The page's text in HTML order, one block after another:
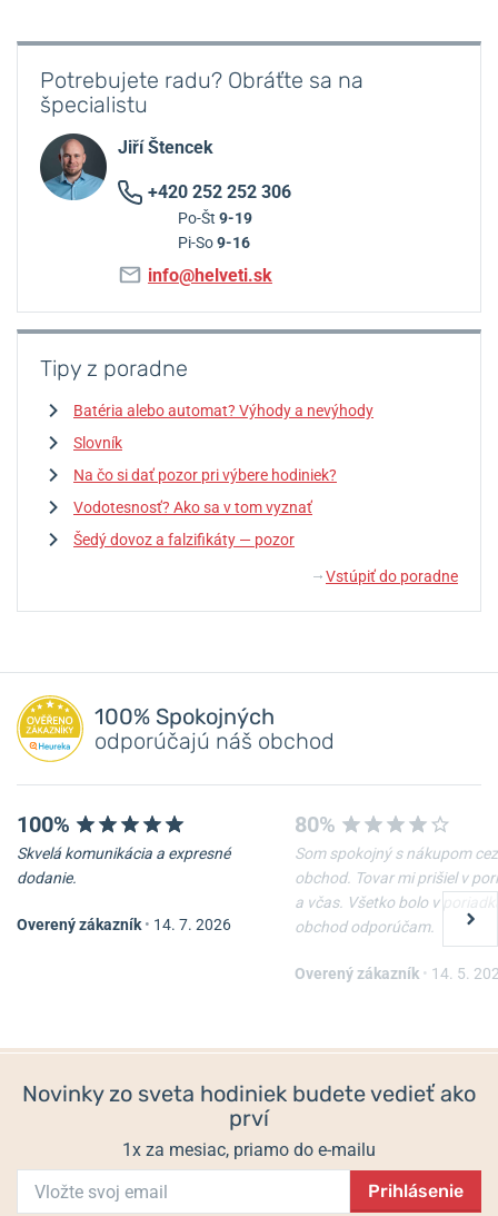
Potrebujete radu? Obráťte sa na
špecialistu
Jiří Štencek
+420 252 252 306
Po-Št 9-19
Pi-So9-16
info@helveti.sk
Tipy z poradne
Batéria alebo automat? Výhody a nevýhody
Slovník
Na čo si dať pozor pri výbere hodiniek?
Vodotesnosť? Ako sa v tom vyznať
Šedý dovoz a falzifikáty — pozor
↓ Vstúpiť do poradne
100% Spokojných
odporúčajú náš obchod
100%
Skvelá komunikácia a expresné
dodanie.
Overený zákazník • 14. 7. 2026
80%
Som spokojný s nákupom cez
obchod. Tovar mi prišiel v
a včas. Všetko bolo v
obchod odporúčam.
Overený zákazník • 14. 5.
Novinky zo sveta hodiniek budete vedieť ako
prví
1x za mesiac, priamo do e-mailu
Prihlásenie